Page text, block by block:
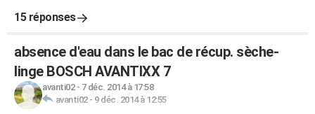
15 réponses
absence d'eau dans le bac de récup. sèche-
linge BOSCH AVANTIXX 7
avanti02- 7 déc. 2014 à 17:58
avanti02- 9 déc. 2014 à 12:55